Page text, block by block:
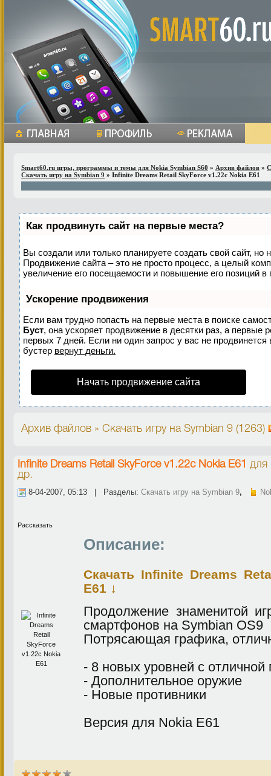
Smart60.ru игры, программы и темы для Nokia Symbian S60 » Архив файлов »
Скачать игру на Symbian 9 » Infinite Dreams Retail SkyForce v1.22c Nokia E61
Как продвинуть сайт на первые места?
Вы создали или только планируете создать свой сайт, но
Продвижение сайта – это не просто процесс, а целый
увеличение его посещаемости и повышение его позиций в
Ускорение продвижения
Если вам трудно попасть на первые места в поиске
Буст, она ускоряет продвижение в десятки раз, а первые
первых 7 дней. Если ни один запрос у вас не
бустер вернут деньги.
Начать продвижение сайта
Архив файлов » Скачать игру на Symbian 9 (1263)
Infinite Dreams Retail SkyForce v1.22c Nokia E61 для
др.
8-04-2007, 05:13 | Разделы: Скачать игру на Symbian 9,
Рассказать
Описание:
Скачать Infinite Dreams
E61 ↓
Продолжение знаменитой
смартфонов на Symbian OS9
Потрясающая графика,
- 8 новых уровней с отличной
- Дополнительное оружие
- Новые противники
Версия для Nokia E61